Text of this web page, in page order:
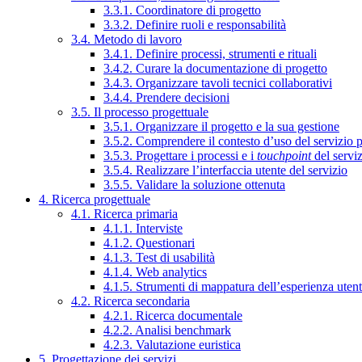
3.3.1. Coordinatore di progetto
3.3.2. Definire ruoli e responsabilità
3.4. Metodo di lavoro
3.4.1. Definire processi, strumenti e rituali
3.4.2. Curare la documentazione di progetto
3.4.3. Organizzare tavoli tecnici collaborativi
3.4.4. Prendere decisioni
3.5. Il processo progettuale
3.5.1. Organizzare il progetto e la sua gestione
3.5.2. Comprendere il contesto d’uso del servizio
3.5.3. Progettare i processi e i touchpointdel
3.5.4. Realizzare l’interfaccia utente del servizio
3.5.5. Validare la soluzione ottenuta
4. Ricerca progettuale
4.1. Ricerca primaria
4.1.1. Interviste
4.1.2. Questionari
4.1.3. Test di usabilità
4.1.4. Web analytics
4.1.5. Strumenti di mappatura dell’esperienza
4.2. Ricerca secondaria
4.2.1. Ricerca documentale
4.2.2. Analisi benchmark
4.2.3. Valutazione euristica
5. Progettazione dei servizi